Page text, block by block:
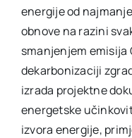
energije od
obnove na razini
smanjenjem emisija
dekarbonizaciji
izrada projektne
energetske
izvora energije,